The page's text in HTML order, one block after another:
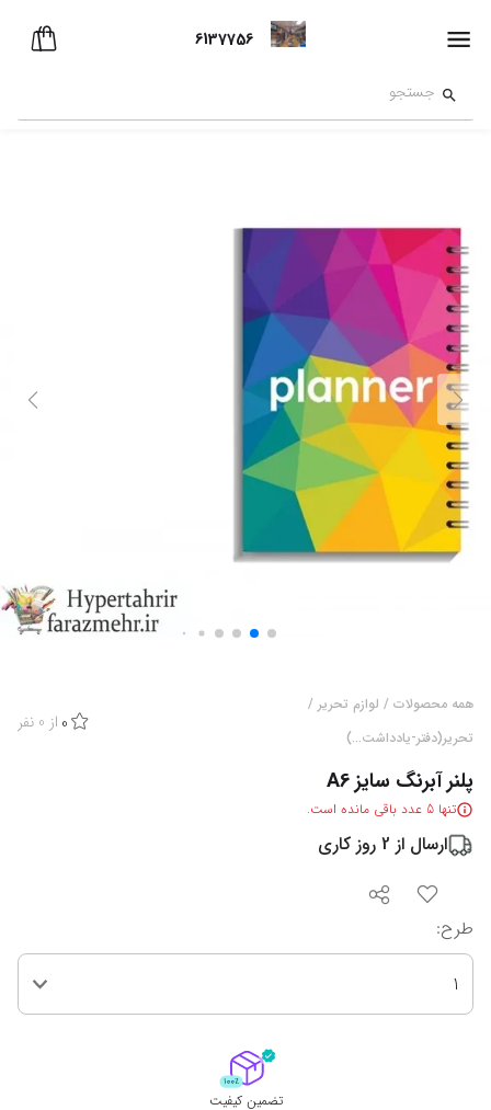
6137756
همه محصولات / لوازم تحریر /
تحریر(دفتر-یادداشت...)
0 از 0 نفر
پلنر آبرنگ سایز A6
تنها 5 عدد باقی مانده است.
ارسال از 2 روز کاری
طرح:
1
تضمین کیفیت